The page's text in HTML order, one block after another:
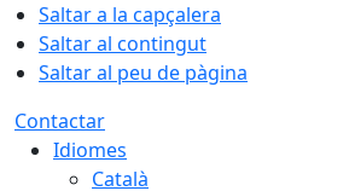
Saltar a la capçalera
Saltar al contingut
Saltar al peu de pàgina
Contactar
Idiomes
Català